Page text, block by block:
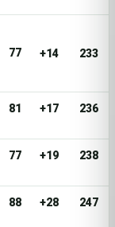
77 +14 233
81 +17 236
77 +19 238
88 +28 247